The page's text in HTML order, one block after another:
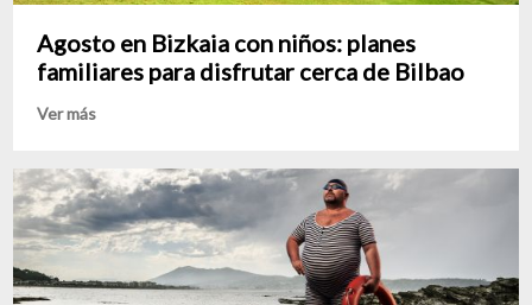
Agosto en Bizkaia con niños: planes
familiares para disfrutar cerca de Bilbao
Ver más